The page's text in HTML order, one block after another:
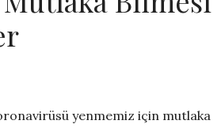
yenmemiz için mutlaka